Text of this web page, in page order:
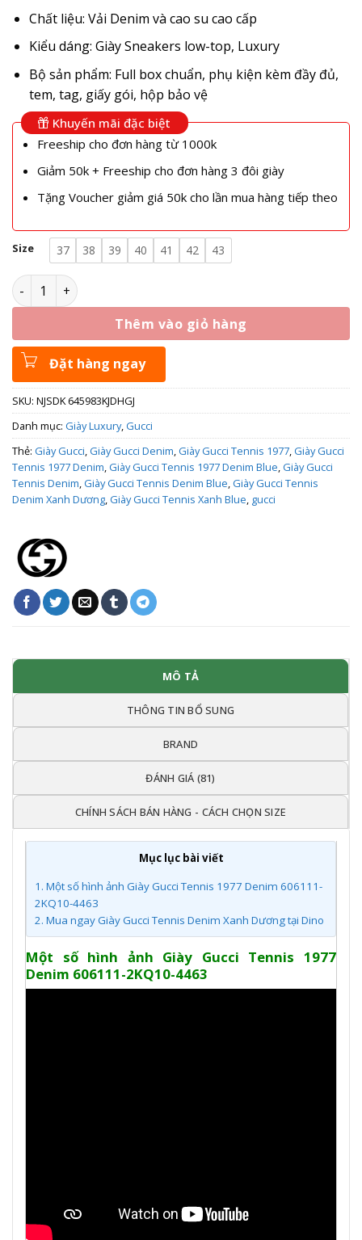
Chất liệu: Vải Denim và cao su cao cấp
Kiểu dáng: Giày Sneakers low-top, Luxury
Bộ sản phẩm: Full box chuẩn, phụ kiện kèm đầy đủ,
tem, tag, giấy gói, hộp bảo vệ
Khuyến mãi đặc biệt
Freeship cho đơn hàng từ 1000k
Giảm 50k + Freeship cho đơn hàng 3 đôi giày
Tặng Voucher giảm giá 50k cho lần mua hàng tiếp theo
Size 37 38 39 40 41 42 43
Giày Gucci Tennis 1977 Denim 606111-2KQ10-4463 số lượng
Thêm vào giỏ hàng
Đặt hàng ngay
SKU: NJSDK 645983KJDHGJ
Danh mục: Giày Luxury, Gucci
Thẻ: Giày Gucci, Giày Gucci Denim, Giày Gucci Tennis 1977, Giày Gucci
Tennis 1977 Denim, Giày Gucci Tennis 1977 Denim Blue, Giày Gucci
Tennis Denim, Giày Gucci Tennis Denim Blue, Giày Gucci Tennis
Denim Xanh Dương, Giày Gucci Tennis Xanh Blue, gucci
MÔ TẢ
THÔNG TIN BỔ SUNG
BRAND
ĐÁNH GIÁ (81)
CHÍNH SÁCH BÁN HÀNG - CÁCH CHỌN SIZE
Mục lục bài viết
1. Một số hình ảnh Giày Gucci Tennis 1977 Denim 606111-
2KQ10-4463
2. Mua ngay Giày Gucci Tennis Denim Xanh Dương tại Dino
Một số hình ảnh Giày Gucci Tennis 1977
Denim 606111-2KQ10-4463